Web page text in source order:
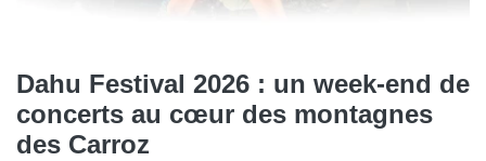
Dahu Festival 2026 : un week-end de
concerts au cœur des montagnes
des Carroz